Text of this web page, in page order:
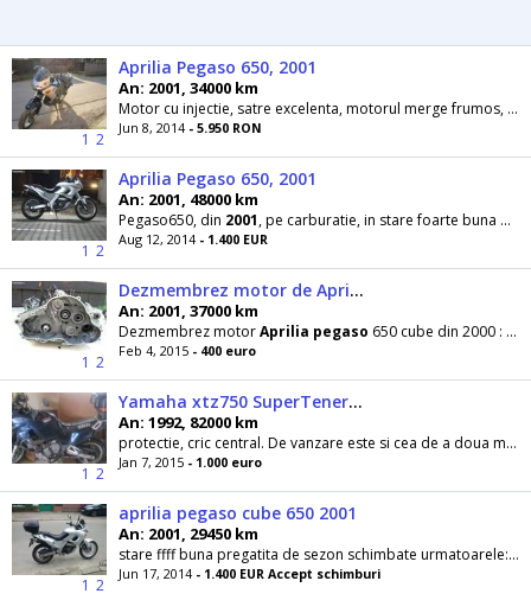
1 2
Aprilia Pegaso 650, 2001
An: 2001, 34000 km
Motor cu injectie, satre excelenta, motorul merge frumos, nu scoate fum, recent adus in tara, toate acte pentru inmatriculare! Pret 1350 Eu,...
Jun 8, 2014 - 5.950 RON
1 2
Aprilia Pegaso 650, 2001
An: 2001, 48000 km
Pegaso650, din 2001, pe carburatie, in stare foarte buna de functionare. Estetic are cateva
Aug 12, 2014 - 1.400 EUR
1 2
Dezmembrez motor de Aprilia pegaso 650 , 2001
An: 2001, 37000 km
Dezmembrez motorAprilia pegaso 650 cube din 2000 : motorul este in stare de functionare , il vand
Feb 4, 2015 - 400 euro
1 2
Yamaha xtz750 SuperTenere, 1992
An: 1992, 82000 km
protectie, cric central. De vanzare este si cea de a doua motocicleta, (
Jan 7, 2015 - 1.000 euro
1 2
aprilia pegaso cube 650 2001
An: 2001, 29450 km
stare ffff buna pregatita de sezon schimbate urmatoarele: chitul de lant DID ulei si filtru bujie MGK Bixenon anvelopa spate este vopsita integral...
Jun 17, 2014 - 1.400 EUR Accept schimburi